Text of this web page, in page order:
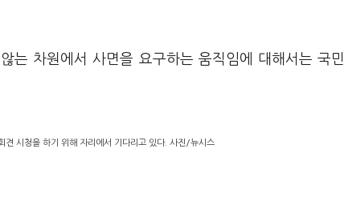
는 차원에서 사면을 요구하는 움직임에 대해서는 국민
견 시청을 하기 위해 자리에서 기다리고 있다. 사진/뉴시스